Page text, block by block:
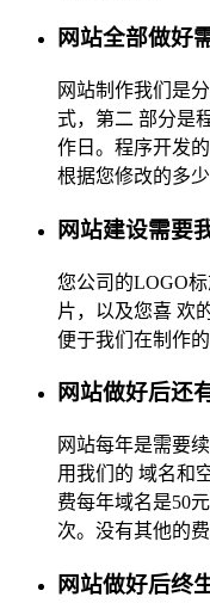
网站全部做好
网站制作我们是
式，第二 部分是
作日。程序开发
根据您修改的多少
网站建设需要
您公司的LOGO
片，以及您喜 欢
便于我们在制作
网站做好后还
网站每年是需要
用我们的 域名和
费每年域名是50
次。没有其他的费
网站做好后终